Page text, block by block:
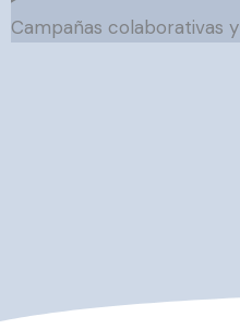
Campañas colaborativas